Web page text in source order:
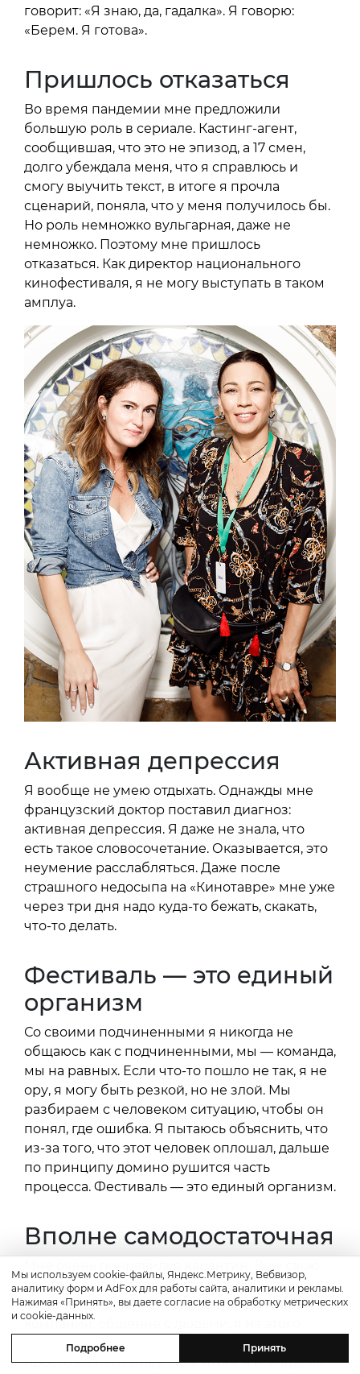
говорит: «Я знаю, да, гадалка». Я говорю:
«Берем. Я готова».
Пришлось отказаться
Во время пандемии мне предложили
большую роль в сериале. Кастинг-агент,
сообщившая, что это не эпизод, а 17 смен,
долго убеждала меня, что я справлюсь и
смогу выучить текст, в итоге я прочла
сценарий, поняла, что у меня получилось бы.
Но роль немножко вульгарная, даже не
немножко. Поэтому мне пришлось
отказаться. Как директор национального
кинофестиваля, я не могу выступать в таком
амплуа.
Активная депрессия
Я вообще не умею отдыхать. Однажды мне
французский доктор поставил диагноз:
активная депрессия. Я даже не знала, что
есть такое словосочетание. Оказывается, это
неумение расслабляться. Даже после
страшного недосыпа на «Кинотавре» мне уже
через три дня надо куда-то бежать, скакать,
что-то делать.
Фестиваль — это единый
организм
Со своими подчиненными я никогда не
общаюсь как с подчиненными, мы — команда,
мы на равных. Если что-то пошло не так, я не
ору, я могу быть резкой, но не злой. Мы
разбираем с человеком ситуацию, чтобы он
понял, где ошибка. Я пытаюсь объяснить, что
из-за того, что этот человек оплошал, дальше
по принципу домино рушится часть
процесса. Фестиваль — это единый организм.
Вполне самодостаточная
Мне очень понравился карантин. Всю свою
жизнь я была уверена, что я на 200%
экстраверт: мне очень нравятся шумные
компании, общение с людьми, я из этого
черпаю энергию. И я думала, что карантин
просто не переживу. Но в итоге я все время
Мы используем cookie-файлы, Яндекс.Метрику, Вебвизор,
аналитику форм и AdFox для работы сайта, аналитики и рекламы.
Нажимая «Принять», вы даете согласие на обработку метрических
и cookie-данных.
Подробнее Принять